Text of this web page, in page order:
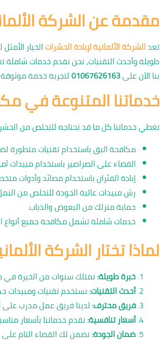
مقدمة عن الشركة
تعدالشركة الألمانية لإبادة الحشرات الخيار
طويلة وأحدث التقنيات، نحن نقدم خدمات
بنا الآن على01067626163لتجربة خدمة
خدماتنا المتنوعة في
تغطي خدماتنا كل ما قد تحتاجه للتخلص من
مكافحة البق باستخدام تقنيات متطورة
القضاء على الصراصير باستخدام مبيدات
إبادة الفئران باستخدام مصائد وأدوات
رش مبيدات عالية الجودة للتخلص من
حماية منزلك من البعوض والذباب.
خدمات شاملة تشمل مكافحة جميع أنواع
لماذا تختار الشركة
خبرة طويلة: نمتلك سنوات من الخبرة في
أحدث التقنيات: نستخدم تقنيات ومبيدات
فريق محترف:لدينا فريق عمل مدرب
أسعار تنافسية:نقدم خدماتنا بأسعار
ضمان الجودة: نضمن لك القضاء التام